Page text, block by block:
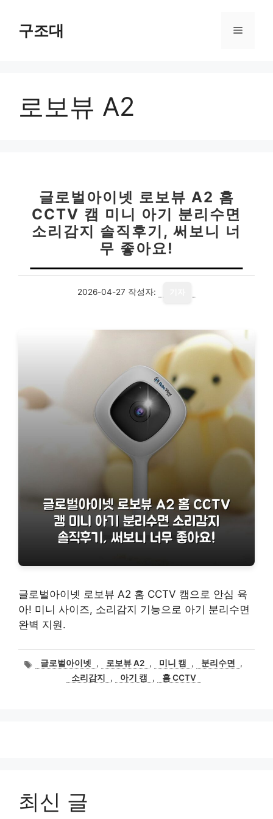
구조대 메
로보뷰 A2
글로벌아이넷 로보뷰 A2 홈
CCTV 캠 미니 아기 분리수면
소리감지 솔직후기, 써보니 너
무 좋아요!
2026-04-27 작성자:
글로벌아이넷 로보뷰 A2 홈 CCTV 캠으로 안심 육
아! 미니 사이즈, 소리감지 기능으로 아기 분리수면
완벽 지원.
태글로벌아이넷 , 로보뷰 A2 , 미니 캠 , 분리수면
,
소리감지
, 아기 캠 , 홈 CCTV
최신 글